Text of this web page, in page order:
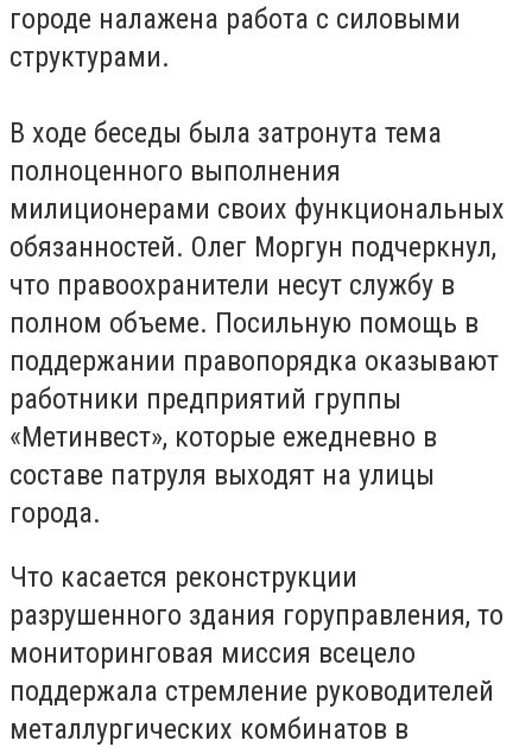
городе налажена работа с силовыми
структурами.
В ходе беседы была затронута тема
полноценного выполнения
милиционерами своих функциональных
обязанностей. Олег Моргун подчеркнул,
что правоохранители несут службу в
полном объеме. Посильную помощь в
поддержании правопорядка оказывают
работники предприятий группы
«Метинвест», которые ежедневно в
составе патруля выходят на улицы
города.
Что касается реконструкции
разрушенного здания горуправления, то
мониторинговая миссия всецело
поддержала стремление руководителей
металлургических комбинатов в